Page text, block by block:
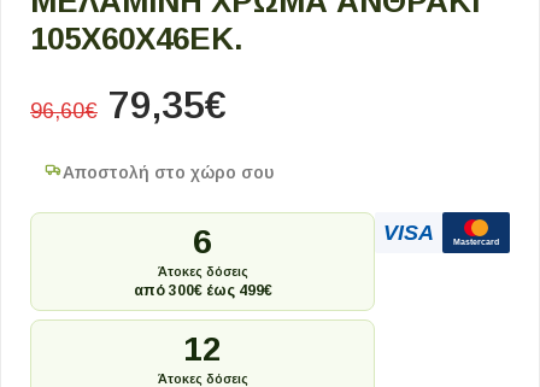
105X60X46ΕΚ.
96,60€ 79,35€
Αποστολή στο χώρο σου
6
Άτοκες δόσεις
από 300€ έως 499€
12
Άτοκες δόσεις
VISA Mastercard